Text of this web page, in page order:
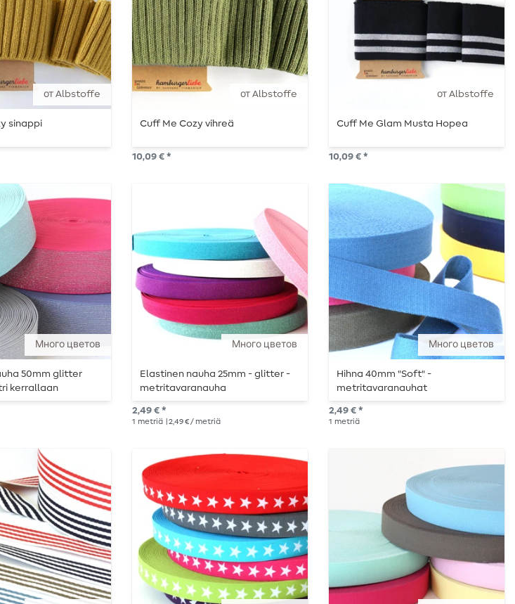
от Albstoffe
sinappi
от Albstoffe
Cuff Me Cozy vihreä
10,09 € *
от Albstoffe
Cuff Me Glam Musta Hopea
10,09 € *
Много цветов
50mm glitter
kerrallaan
Много цветов
Elastinen nauha 25mm - glitter -
metritavaranauha
2,49 € *
1 metriä | 2,49 € / metriä
Много цветов
Hihna 40mm "Soft" -
metritavaranauhat
2,49 € *
1 metriä